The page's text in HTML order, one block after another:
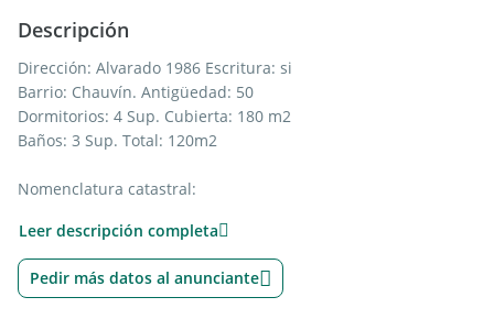
Descripción
Dirección: Alvarado 1986 Escritura: si
Barrio: Chauvín. Antigüedad: 50
Dormitorios: 4 Sup. Cubierta: 180 m2
Baños: 3 Sup. Total: 120m2
Nomenclatura catastral:
Manzana: 293a Parcela: 2
Chacra: 293
Leer descripción completa
Pedir más datos al anunciante